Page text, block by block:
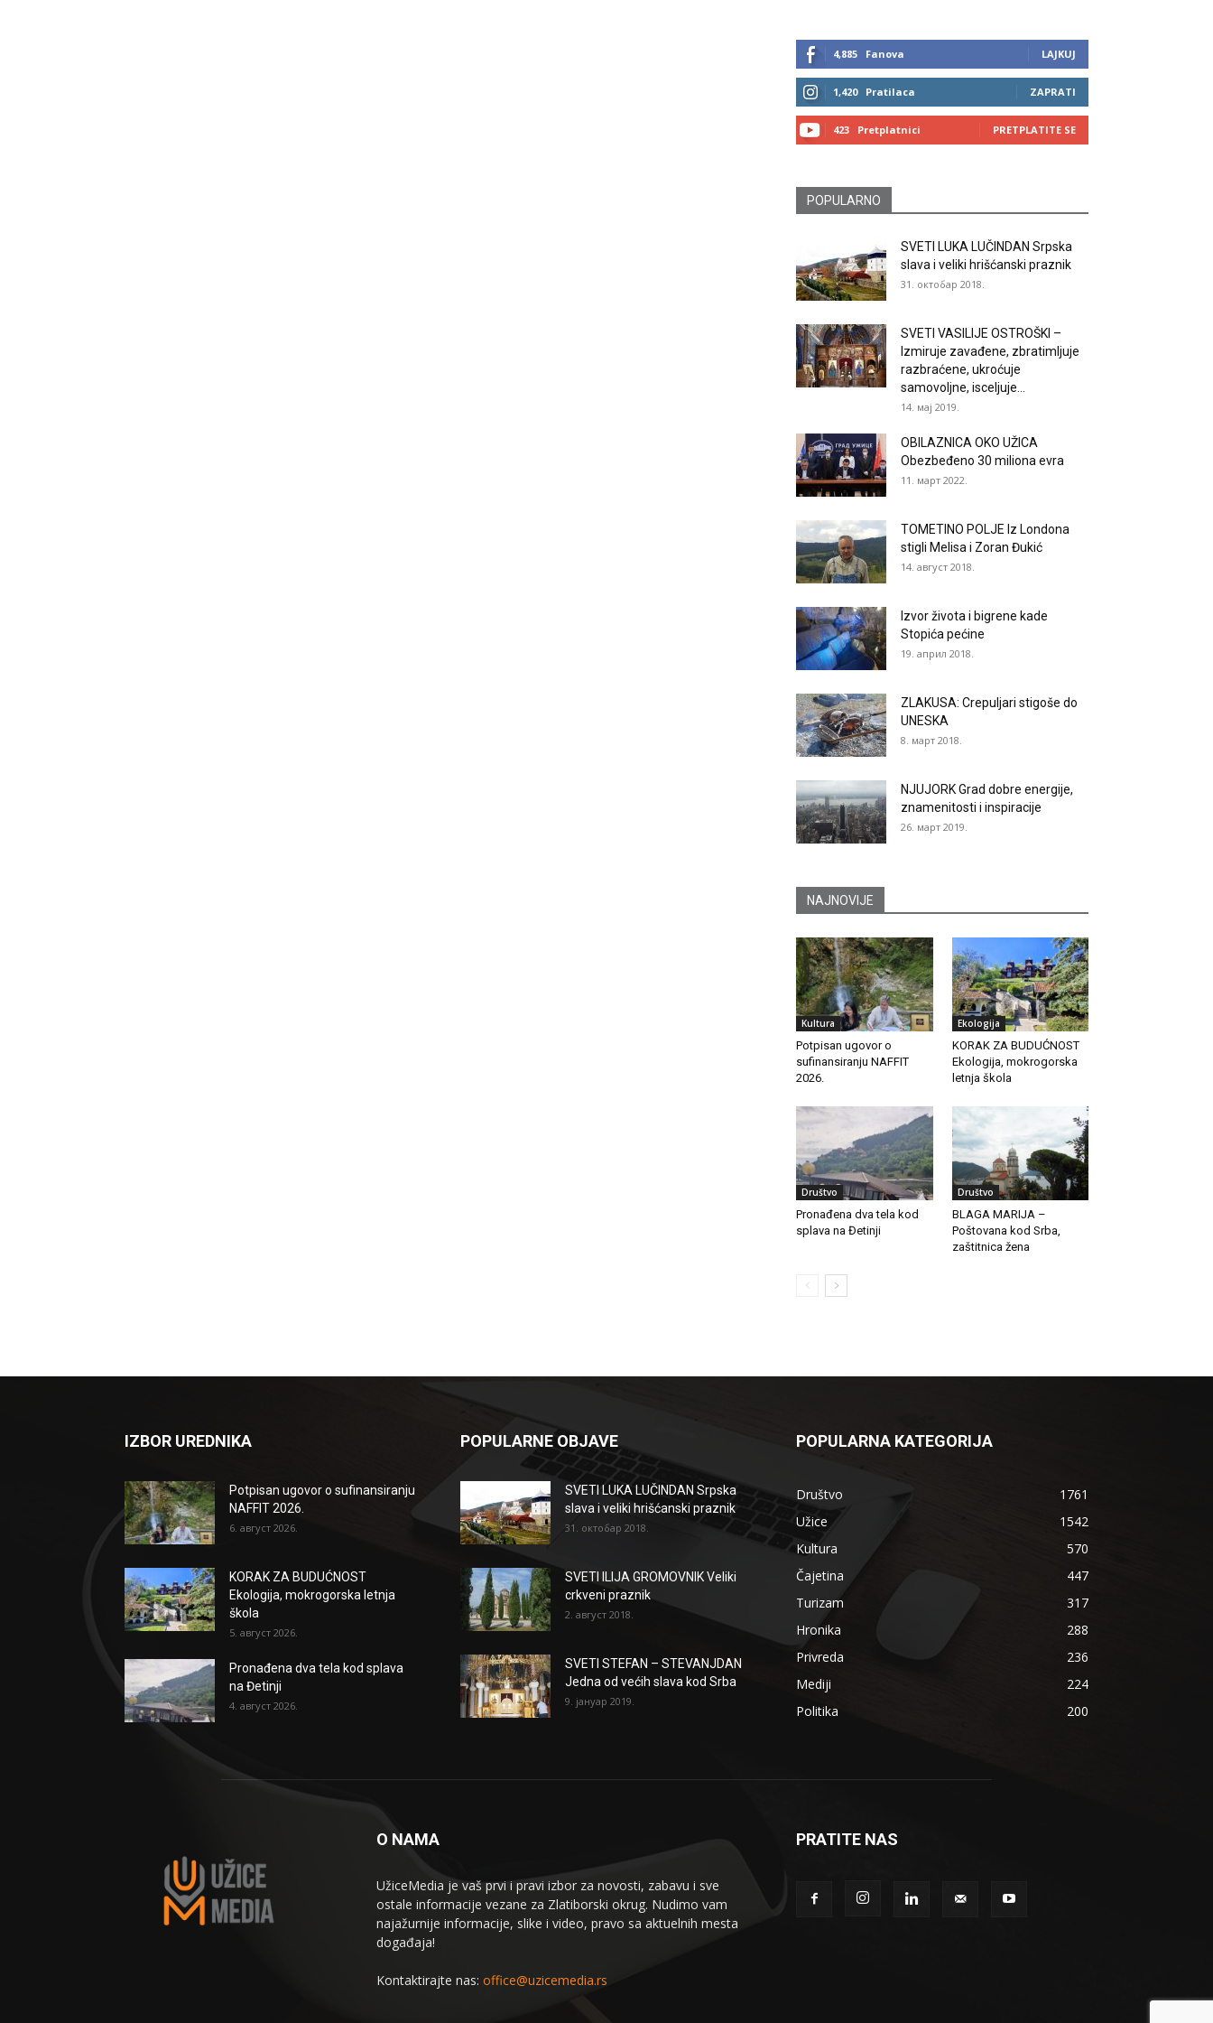
4,885 Fanova LAJKUJ
1,420 Pratilaca ZAPRATI
423 Pretplatnici PRETPLATITE SE
POPULARNO
SVETI LUKA LUČINDAN Srpska
slava i veliki hrišćanski praznik
31. октобар 2018.
SVETI VASILIJE OSTROŠKI –
Izmiruje zavađene, zbratimljuje
razbraćene, ukroćuje
samovoljne, isceljuje...
14. мај 2019.
OBILAZNICA OKO UŽICA
Obezbeđeno 30 miliona evra
11. март 2022.
TOMETINO POLJE Iz Londona
stigli Melisa i Zoran Đukić
14. август 2018.
Izvor života i bigrene kade
Stopića pećine
19. април 2018.
ZLAKUSA: Crepuljari stigoše do
UNESKA
8. март 2018.
NJUJORK Grad dobre energije,
znamenitosti i inspiracije
26. март 2019.
NAJNOVIJE
Kultura
Potpisan ugovor o
sufinansiranju NAFFIT
2026.
Ekologija
KORAK ZA BUDUĆNOST
Ekologija, mokrogorska
letnja škola
Društvo
Pronađena dva tela kod
splava na Đetinji
Društvo
BLAGA MARIJA –
Poštovana kod Srba,
zaštitnica žena
IZBOR UREDNIKA
Potpisan ugovor o sufinansiranju
NAFFIT 2026.
6. август 2026.
KORAK ZA BUDUĆNOST
Ekologija, mokrogorska letnja
škola
5. август 2026.
Pronađena dva tela kod splava
na Đetinji
4. август 2026.
POPULARNE OBJAVE
SVETI LUKA LUČINDAN Srpska
slava i veliki hrišćanski praznik
31. октобар 2018.
SVETI ILIJA GROMOVNIK Veliki
crkveni praznik
2. август 2018.
SVETI STEFAN – STEVANJDAN
Jedna od većih slava kod Srba
9. јануар 2019.
POPULARNA KATEGORIJA
Društvo
1761
Užice
1542
Kultura
570
Čajetina
447
Turizam
317
Hronika
288
Privreda
236
Mediji
224
Politika
200
O NAMA
UžiceMedia je vaš prvi i pravi izbor za novosti, zabavu i sve
ostale informacije vezane za Zlatiborski okrug. Nudimo vam
najažurnije informacije, slike i video, pravo sa aktuelnih mesta
događaja!
Kontaktirajte nas: office@uzicemedia.rs
PRATITE NAS